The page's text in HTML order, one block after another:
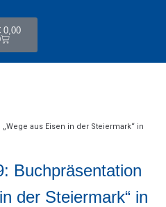
0,00
aus Eisen in der Steiermark“ in
Buchpräsentation
der Steiermark“ in